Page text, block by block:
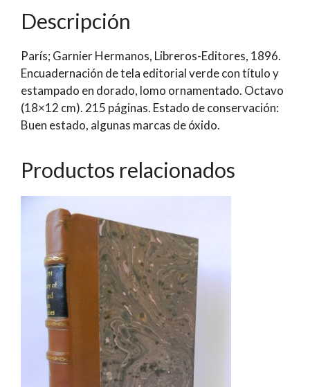
Marquesa
Garches
cantidad
Descripción
París; Garnier Hermanos, Libreros-Editores, 1896.
Encuadernación de tela editorial verde con título y
estampado en dorado, lomo ornamentado. Octavo
(18×12 cm). 215 páginas. Estado de conservación:
Buen estado, algunas marcas de óxido.
Productos relacionados